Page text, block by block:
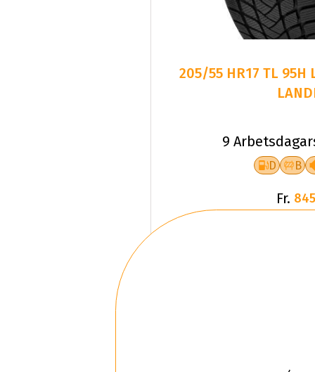
205/55 HR17 TL 95H
9
D B
Fr.